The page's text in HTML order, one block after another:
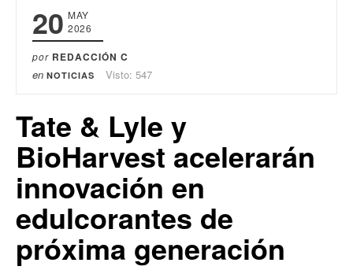
20 MAY
2026
por REDACCIÓN C
en NOTICIAS Visto: 547
Tate & Lyle y
BioHarvest acelerarán
innovación en
edulcorantes de
próxima generación